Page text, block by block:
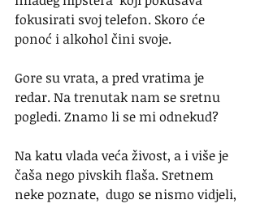
fokusirati svoj telefon. Skoro će
ponoć i alkohol čini svoje.
Gore su vrata, a pred vratima je
redar. Na trenutak nam se sretnu
pogledi. Znamo li se mi odnekud?
Na katu vlada veća živost, a i više je
čaša nego pivskih flaša. Sretnem
neke poznate,  dugo se nismo vidjeli,